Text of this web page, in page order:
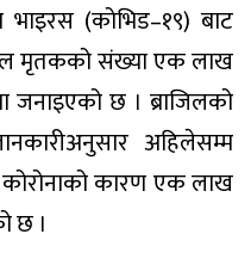
भाइरस (कोभिड–१९) बाट
मृतकको संख्या एक लाख
जनाइएको छ । ब्राजिलको
अहिलेसम्म
कोरोनाको कारण एक लाख
छ ।